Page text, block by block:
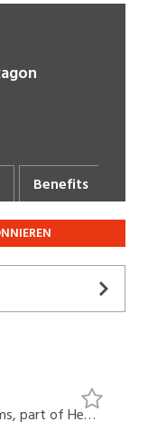
Benefits
Leica Geosystems, part of Hexagon